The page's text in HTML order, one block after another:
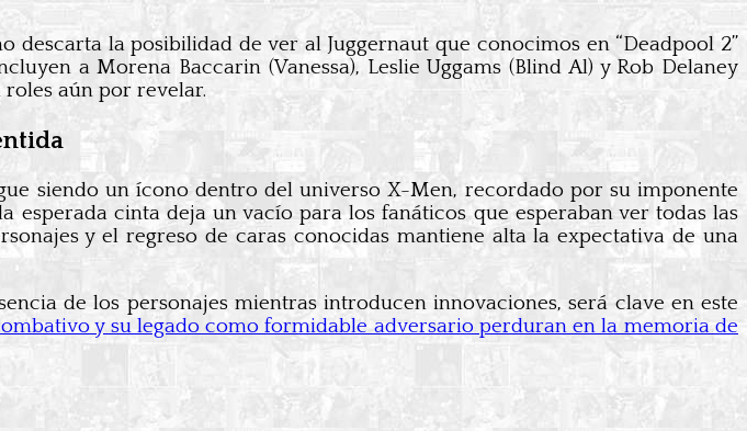
la posibilidad de ver al Juggernaut que conocimos en “Deadpool 2”
a Morena Baccarin (Vanessa), Leslie Uggams (Blind Al) y Rob Delaney
aún por revelar.
siendo un ícono dentro del universo X-Men, recordado por su imponente
esperada cinta deja un vacío para los fanáticos que esperaban ver todas las
y el regreso de caras conocidas mantiene alta la expectativa de una
de los personajes mientras introducen innovaciones, será clave en este
y su legado como formidable adversario perduran en la memoria de